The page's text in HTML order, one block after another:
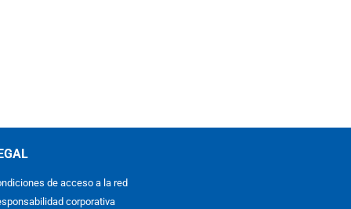
de acceso a la red
corporativa